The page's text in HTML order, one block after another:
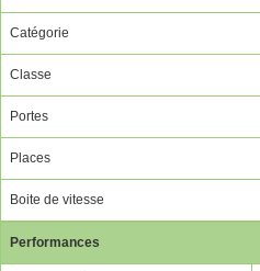
Catégorie
Classe
Portes
Places
Boite de vitesse
Performances